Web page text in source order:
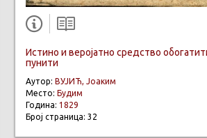
Истино и веројатно средство
пунити
Аутор: ВУЈИЋ, Јоаким
Место: Будим
Година: 1829
Број страница: 32